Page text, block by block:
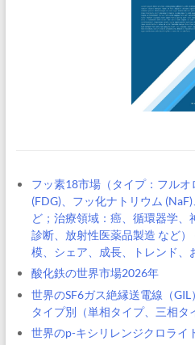
フッ素18市場（タイプ：フルオ
(FDG)、フッ化ナトリウム
ど；治療領域：癌、循環器学
診断、放射性医薬品製造 など
模、シェア、成長、トレンド
酸化鉄の世界市場2026年
世界のSF6ガス絶縁送電線（
タイプ別（単相タイプ、三相タ
世界のp-キシリレンジクロライ